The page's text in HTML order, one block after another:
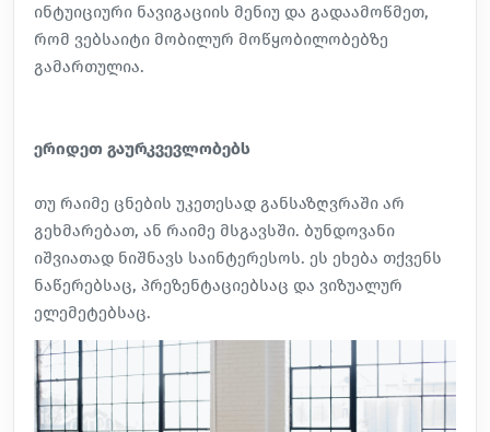
ინტუიციური ნავიგაციის მენიუ და გადაამოწმეთ,
რომ ვებსაიტი მობილურ მოწყობილობებზე
გამართულია.
ერიდეთ გაურკვევლობებს
თუ რაიმე ცნების უკეთესად განსაზღვრაში არ
გეხმარებათ, ან რაიმე მსგავსში. ბუნდოვანი
იშვიათად ნიშნავს საინტერესოს. ეს ეხება თქვენს
ნაწერებსაც, პრეზენტაციებსაც და ვიზუალურ
ელემეტებსაც.